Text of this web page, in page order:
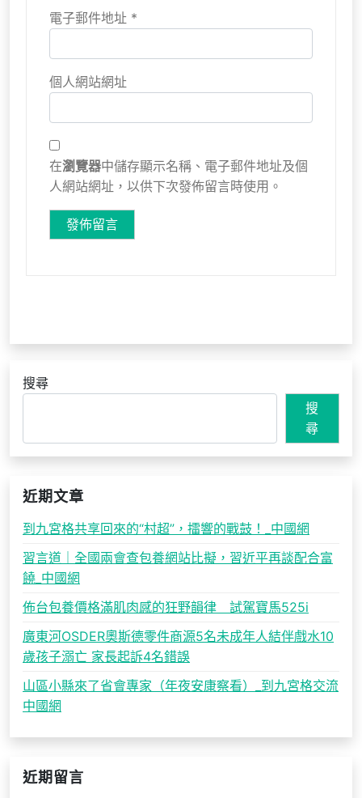
電子郵件地址 *
個人網站網址
在瀏覽器中儲存顯示名稱、電子郵件地址及個
人網站網址，以供下次發佈留言時使用。
搜尋
搜
尋
近期文章
到九宮格共享回來的“村超”，擂響的戰鼓！_中國網
習言道｜全國兩會查包養網站比擬，習近平再談配合富
饒_中國網
佈台包養價格滿肌肉感的狂野韻律 試駕寶馬525i
廣東河OSDER奧斯德零件商源5名未成年人結伴戲水10
歲孩子溺亡 家長起訴4名錯誤
山區小縣來了省會專家（年夜安康察看）_到九宮格交流
中國網
近期留言